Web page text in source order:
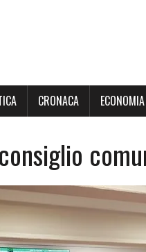
CRONACA ECONOMIA